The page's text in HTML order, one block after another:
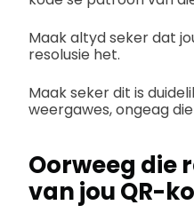
Maak altyd seker dat
resolusie het.
Maak seker dit is
weergawes, ongeag
Oorweeg die
van jou QR-